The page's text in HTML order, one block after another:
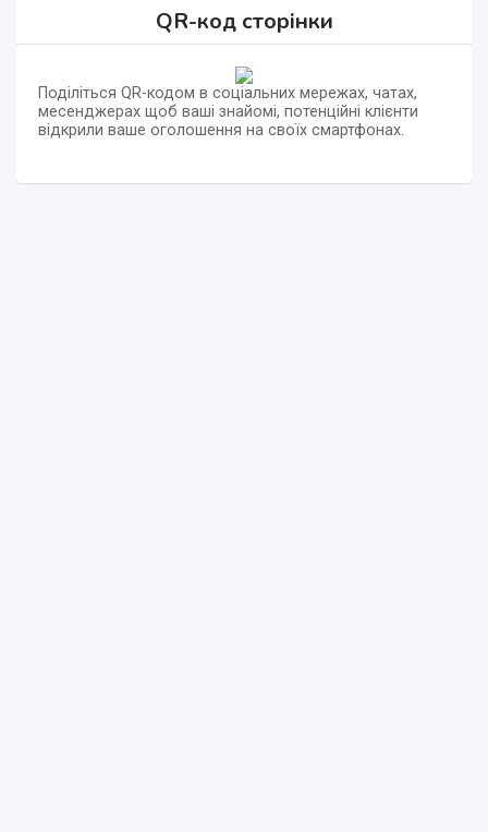
QR-код сторінки
Поділіться QR-кодом в соціальних мережах, чатах,
месенджерах щоб ваші знайомі, потенційні клієнти
відкрили ваше оголошення на своїх смартфонах.